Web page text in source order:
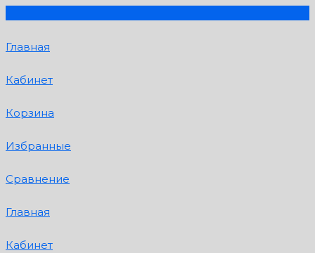
Главная
Кабинет
Корзина
Избранные
Сравнение
Главная
Кабинет